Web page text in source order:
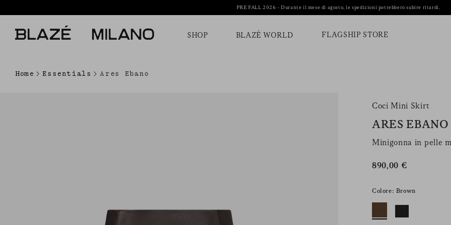
PRE FALL 2026 - Durante il mese di agosto, le spedizioni potrebbero subire ritardi.
SHOP BLAZÉ WORLD FLAGSHIP STORE
Home Essentials Ares Ebano
Coci Mini Skirt
ARES EBANO
Minigonna in pelle
890,00 €
Colore: Brown